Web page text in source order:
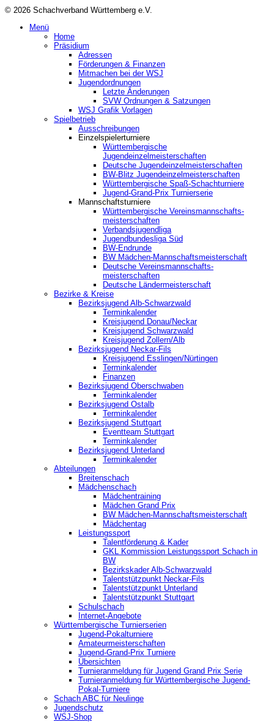
© 2026 Schachverband Württemberg e.V.
Menü
Home
Präsidium
Adressen
Förderungen & Finanzen
Mitmachen bei der WSJ
Jugendordnungen
Letzte Änderungen
SVW Ordnungen & Satzungen
WSJ Grafik Vorlagen
Spielbetrieb
Ausschreibungen
Einzelspielerturniere
Württembergische
Jugendeinzelmeisterschaften
Deutsche Jugendeinzelmeisterschaften
BW-Blitz Jugendeinzelmeisterschaften
Württembergische Spaß-Schachturniere
Jugend-Grand-Prix Turnierserie
Mannschaftsturniere
Württembergische Vereinsmannschafts-
meisterschaften
Verbandsjugendliga
Jugendbundesliga Süd
BW-Endrunde
BW Mädchen-Mannschaftsmeisterschaft
Deutsche Vereinsmannschafts-
meisterschaften
Deutsche Ländermeisterschaft
Bezirke & Kreise
Bezirksjugend Alb-Schwarzwald
Terminkalender
Kreisjugend Donau/Neckar
Kreisjugend Schwarzwald
Kreisjugend Zollern/Alb
Bezirksjugend Neckar-Fils
Kreisjugend ‎Esslingen/Nürtingen
Terminkalender
Finanzen
Bezirksjugend Oberschwaben
Terminkalender
Bezirksjugend Ostalb
Terminkalender
Bezirksjugend Stuttgart
‎Eventteam Stuttgart
Terminkalender
Bezirksjugend Unterland
Terminkalender
Abteilungen
Breitenschach
Mädchenschach
Mädchentraining
Mädchen Grand Prix
BW Mädchen-Mannschaftsmeisterschaft
Mädchentag
Leistungssport
Talentförderung & Kader
GKL Kommission Leistungssport Schach in
BW
Bezirkskader Alb-Schwarzwald
Talentstützpunkt Neckar-Fils
Talentstützpunkt Unterland
Talentstützpunkt Stuttgart
Schulschach
Internet-Angebote
Württembergische Turnierserien
Jugend-Pokalturniere
Amateurmeisterschaften
Jugend-Grand-Prix Turniere
Übersichten
Turnieranmeldung für Jugend Grand Prix Serie
Turnieranmeldung für Württembergische Jugend-
Pokal-Turniere
Schach ABC für Neulinge
Jugendschutz
WSJ-Shop